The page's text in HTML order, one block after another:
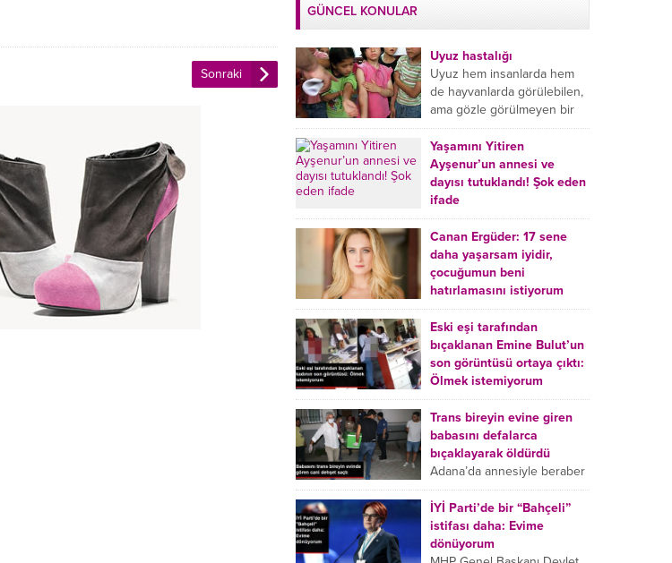
Sonraki
GÜNCEL KONULAR
Uyuz hastalığı
Uyuz hem insanlarda hem
de hayvanlarda görülebilen,
ama gözle görülmeyen bir
tür mikroplu böcek
hastalığıdır. Uyuz hastalığı
(Urticaria), deride veya...
Yaşamını Yitiren
Ayşenur’un annesi ve
dayısı tutuklandı! Şok eden
ifade
Burdur’da yatağında ölü
bulunan Ayşenur Kazık’ın (2)
annesi Kader Karadeniz (23)
ile dayısı Hızır Tunç
Çetinkaya (19) tutuklandı.
Çetinkaya, ifadesinde...
Canan Ergüder: 17 sene
daha yaşarsam iyidir,
çocuğumun beni
hatırlamasını istiyorum
Kanser tedavisi gören ünlü
oyuncu Canan Ergüder,
hastalık sürecini anlattı:
Meme kanserine yakalanan
ünlü oyuncu Canan Ergüder
aklıma ilk ölümün...
Eski eşi tarafından
bıçaklanan Emine Bulut’un
son görüntüsü ortaya çıktı:
Ölmek istemiyorum
Kırıkkale’de eski eşi
tarafından boğazından
bıçaklanan Emine Bulut’un
“Ben ölmek istemiyorum”
demesi ve yanında bulunan
10 yaşındaki kızının “Anne
lütfen...
Trans bireyin evine giren
babasını defalarca
bıçaklayarak öldürdü
Adana’da annesiyle beraber
takip ettiği babasının trans
bireyin evine girdiği gören
cani, babasını vücudunun
çeşitli yerlerinden
İYİ Parti’de bir “Bahçeli”
istifası daha: Evime
dönüyorum